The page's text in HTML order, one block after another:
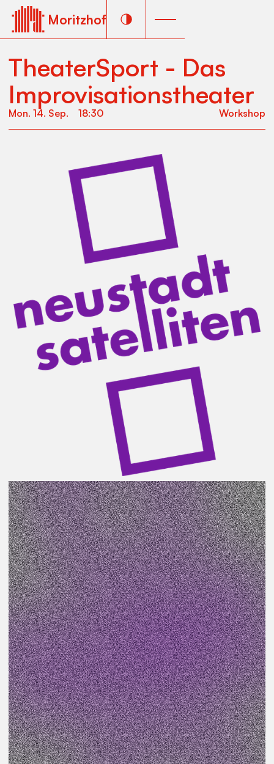
Moritzhof
TheaterSport - Das
Improvisationstheater
Mon. 14. Sep. 18:30 Workshop
Ein regelmäßiger Improvisations-Theater-Workshop
mit den beiden Theatervermittelnden Anja Engelhard
und Tillmann Stämmler.
Veranstaltungsart
Workshop
Preis
kostenfrei
Teil des Projekts
Neustadt Satelliten
Beginn
18:30Uhr